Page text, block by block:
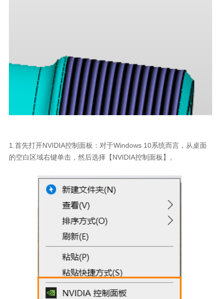
1.首先打开NVIDIA控制面板：对于Windows 10系统而言，从桌面
的空白区域右键单击，然后选择【NVIDIA控制面板】。